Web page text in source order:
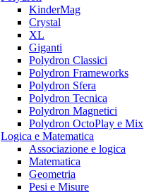
KinderMag
Crystal
XL
Giganti
Polydron Classici
Polydron Frameworks
Polydron Sfera
Polydron Tecnica
Polydron Magnetici
Polydron OctoPlay e Mix
Logica e Matematica
Associazione e logica
Matematica
Geometria
Pesi e Misure